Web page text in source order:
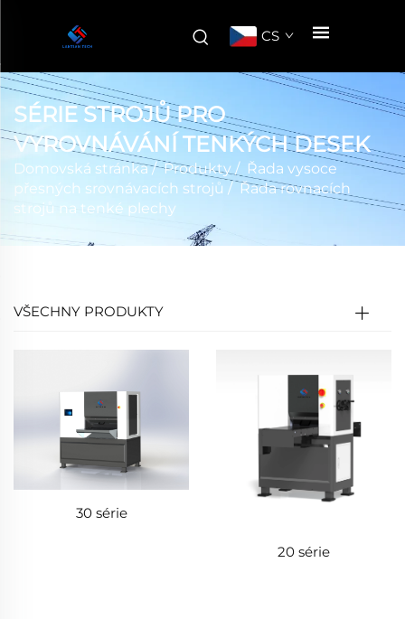
CS
SÉRIE STROJŮ PRO
VYROVNÁVÁNÍ TENKÝCH DESEK
Domovská stránka/Produkty / Řada vysoce
přesných srovnávacích strojů /Řada rovnacích
strojů na tenké plechy
VŠECHNY PRODUKTY
30 série
20 série